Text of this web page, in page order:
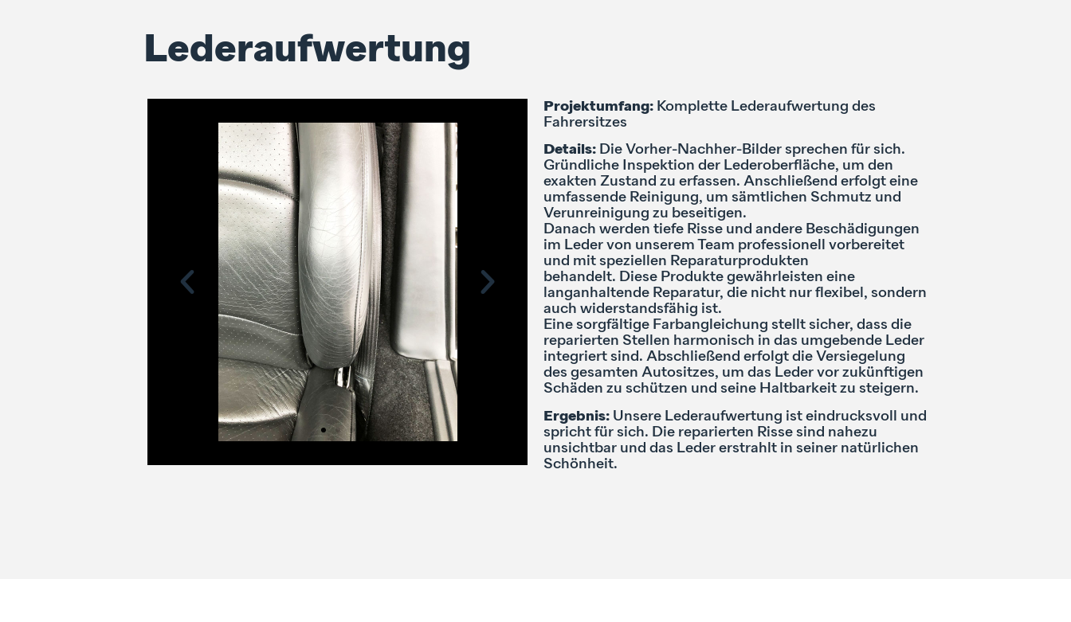
Lederaufwertung
Projektumfang: Komplette Lederaufwertung des
Fahrersitzes
Details: Die Vorher-Nachher-Bilder sprechen für sich.
Gründliche Inspektion der Lederoberfläche, um den
exakten Zustand zu erfassen. Anschließend erfolgt eine
umfassende Reinigung, um sämtlichen Schmutz und
Verunreinigung zu beseitigen.
Danach werden tiefe Risse und andere Beschädigungen
im Leder von unserem Team professionell vorbereitet
und mit speziellen Reparaturprodukten
behandelt. Diese Produkte gewährleisten eine
langanhaltende Reparatur, die nicht nur flexibel, sondern
auch widerstandsfähig ist.
Eine sorgfältige Farbangleichung stellt sicher, dass die
reparierten Stellen harmonisch in das umgebende Leder
integriert sind. Abschließend erfolgt die Versiegelung
des gesamten Autositzes, um das Leder vor zukünftigen
Schäden zu schützen und seine Haltbarkeit zu steigern.
Ergebnis: Unsere Lederaufwertung ist eindrucksvoll und
spricht für sich. Die reparierten Risse sind nahezu
unsichtbar und das Leder erstrahlt in seiner natürlichen
Schönheit.